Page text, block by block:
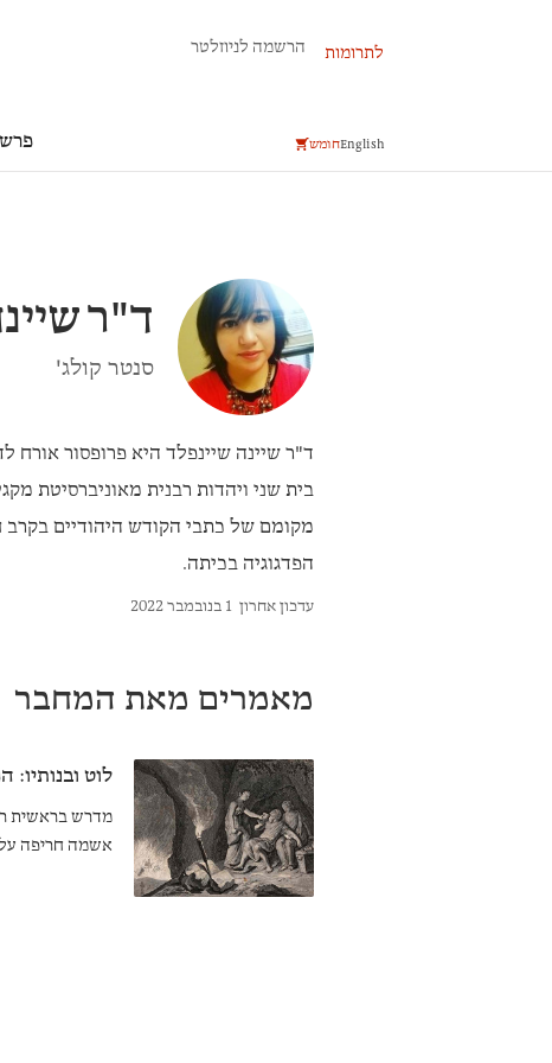
לתרומות הרשמה לניוזלטר
Englishחומש
ד"ר
סנטר קולג'
ד"ר שיינה שיינפלד היא פרופסור אורח
בית שני ויהדות רבנית מאוניברסיטת
מקומם של כתבי הקודש היהודיים בקרב
הפדגוגיה בכיתה.
עדכון אחרון 1 בנובמבר 2022
מאמרים מאת המחבר
לוט ובנותיו:
מדרש בראשית
אשמה חריפה